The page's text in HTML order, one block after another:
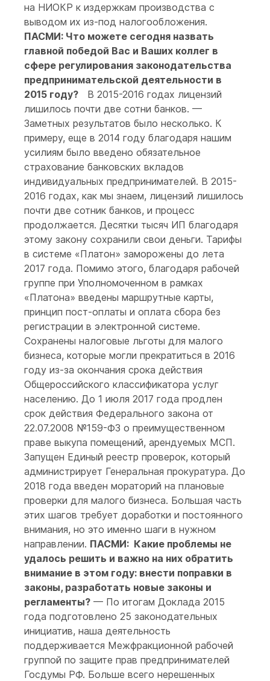
на НИОКР к издержкам производства с
выводом их из-под налогообложения.
ПАСМИ: Что можете сегодня назвать
главной победой Вас и Ваших коллег в
сфере регулирования законодательства
предпринимательской деятельности в
2015 году? В 2015-2016 годах лицензий
лишилось почти две сотни банков. —
Заметных результатов было несколько. К
примеру, еще в 2014 году благодаря нашим
усилиям было введено обязательное
страхование банковских вкладов
индивидуальных предпринимателей. В 2015-
2016 годах, как мы знаем, лицензий лишилось
почти две сотник банков, и процесс
продолжается. Десятки тысяч ИП благодаря
этому закону сохранили свои деньги. Тарифы
в системе «Платон» заморожены до лета
2017 года. Помимо этого, благодаря рабочей
группе при Уполномоченном в рамках
«Платона» введены маршрутные карты,
принцип пост-оплаты и оплата сбора без
регистрации в электронной системе.
Сохранены налоговые льготы для малого
бизнеса, которые могли прекратиться в 2016
году из-за окончания срока действия
Общероссийского классификатора услуг
населению. До 1 июля 2017 года продлен
срок действия Федерального закона от
22.07.2008 №159-ФЗ о преимущественном
праве выкупа помещений, арендуемых МСП.
Запущен Единый реестр проверок, который
администрирует Генеральная прокуратура. До
2018 года введен мораторий на плановые
проверки для малого бизнеса. Большая часть
этих шагов требует доработки и постоянного
внимания, но это именно шаги в нужном
направлении. ПАСМИ: Какие проблемы не
удалось решить и важно на них обратить
внимание в этом году: внести поправки в
законы, разработать новые законы и
регламенты? — По итогам Доклада 2015
года подготовлено 25 законодательных
инициатив, наша деятельность
поддерживается Межфракционной рабочей
группой по защите прав предпринимателей
Госдумы РФ. Больше всего нерешенных